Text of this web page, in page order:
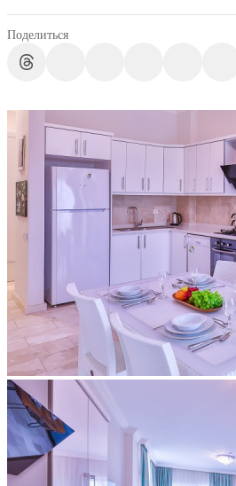
Поделиться